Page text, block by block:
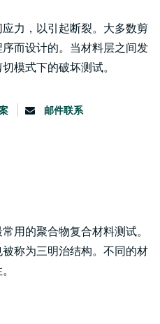
力，以引起断裂。大多数剪
而设计的。当材料层之间发
模式下的破坏测试。
邮件联系
用的聚合物复合材料测试。
称为三明治结构。不同的材